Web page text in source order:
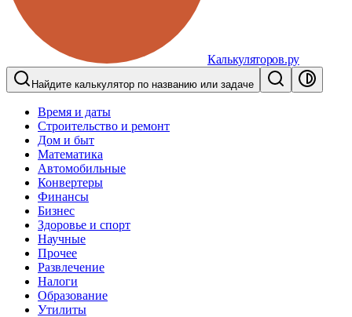
Калькуляторов.ру
Найдите калькулятор по названию или задаче
Время и даты
Строительство и ремонт
Дом и быт
Математика
Автомобильные
Конвертеры
Финансы
Бизнес
Здоровье и спорт
Научные
Прочее
Развлечение
Налоги
Образование
Утилиты